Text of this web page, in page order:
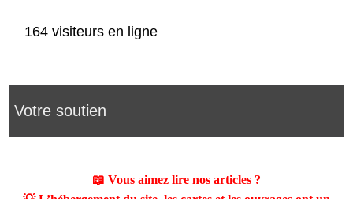
164 visiteurs en ligne
Votre soutien
📖 Vous aimez lire nos articles ?